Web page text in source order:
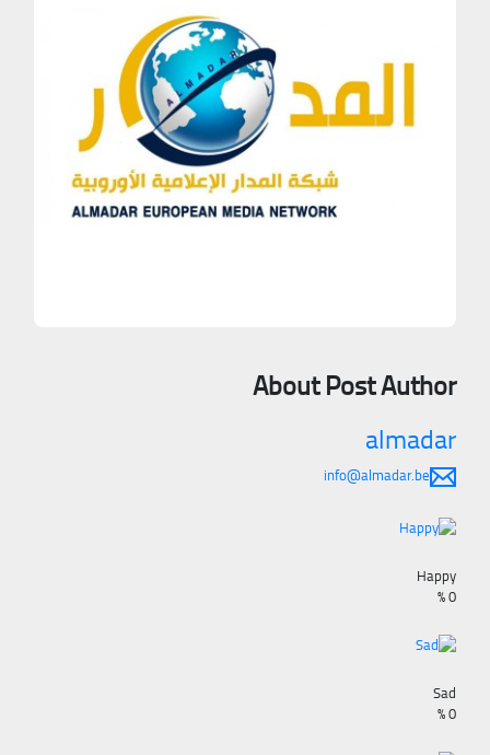
About Post Author
almadar
info@almadar.be
Happy
0
%
Sad
0
%